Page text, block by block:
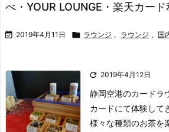
べ・YOUR LOUNGE・楽天カード
 2019年4月11日  ラウンジ , ラウンジ , 国
 2019年4月12日
静岡空港のカードラ
カードにて体験して
様々な種類のお茶を